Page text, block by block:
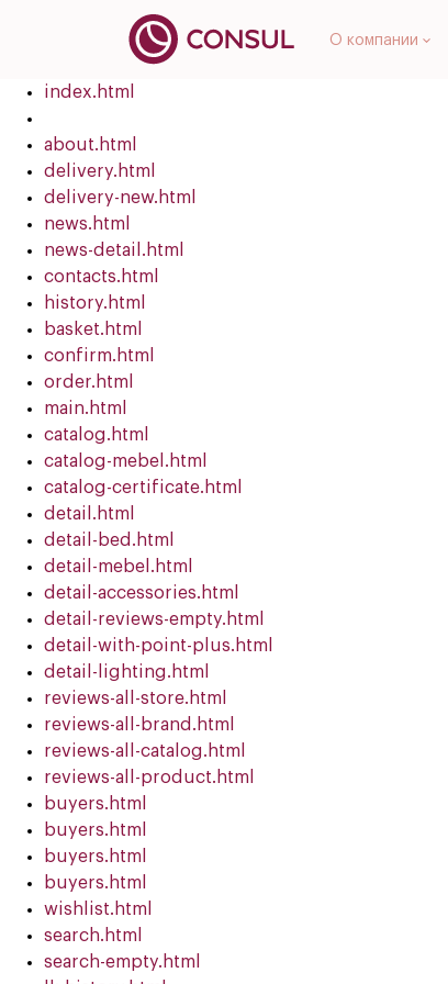
О компании
index.html
about.html
delivery.html
delivery-new.html
news.html
news-detail.html
contacts.html
history.html
basket.html
confirm.html
order.html
main.html
catalog.html
catalog-mebel.html
catalog-certificate.html
detail.html
detail-bed.html
detail-mebel.html
detail-accessories.html
detail-reviews-empty.html
detail-with-point-plus.html
detail-lighting.html
reviews-all-store.html
reviews-all-brand.html
reviews-all-catalog.html
reviews-all-product.html
buyers.html
buyers.html
buyers.html
buyers.html
wishlist.html
search.html
search-empty.html